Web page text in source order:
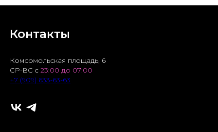
Контакты
Комсомольская площадь, 6
СР-ВС с 23:00 до 07:00
+7 (909) 633-63-63